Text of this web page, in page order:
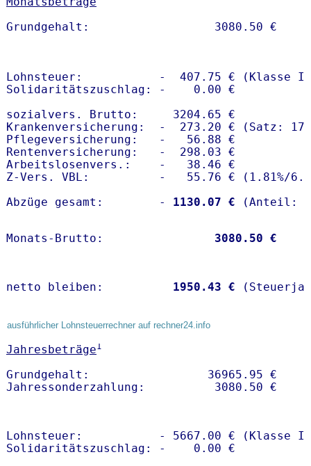
Lohnsteuer:           -  407.75 € (Klasse I)
Solidaritätszuschlag: -    0.00 €
sozialvers. Brutto:     3204.65 €
Krankenversicherung:  -  273.20 € (Satz:
Pflegeversicherung:   -   56.88 €
Rentenversicherung:   -  298.03 €
Arbeitslosenvers.:    -   38.46 €
Z-Vers. VBL:          -   55.76 € ( 1.81%/
Abzüge gesamt:        -
1130.07 €
Monats-Brutto: 3080.50 €
netto bleiben: 1950.43 €
ausführlicher Lohnsteuerrechner auf rechner24.info
Jahresbeträge1
Grundgehalt:                 36965.95 €
Lohnsteuer:           - 5667.00 € (Klasse I)
Solidaritätszuschlag: -    0.00 €